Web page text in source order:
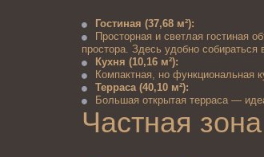
Гостиная (37,68 м²):
Просторная и светлая гостиная
простора. Здесь удобно собираться
Кухня (10,16 м²):
Компактная, но функциональная
Терраса (40,10 м²):
Большая открытая терраса —
Частная зона